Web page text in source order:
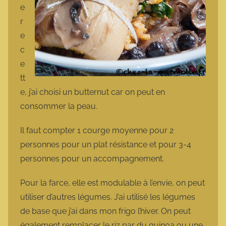
e
r
e
c
e
tt
e, j’ai choisi un butternut car on peut en
consommer la peau.
Il faut compter 1 courge moyenne pour 2
personnes pour un plat résistance et pour 3-4
personnes pour un accompagnement.
Pour la farce, elle est modulable à l’envie, on peut
utiliser d’autres légumes. J’ai utilisé les légumes
de base que j’ai dans mon frigo l’hiver. On peut